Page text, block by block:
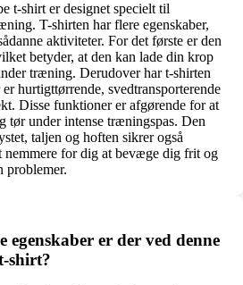
t-shirt er designet specielt til
T-shirten har flere egenskaber,
aktiviteter. For det første er den
betyder, at den kan lade din krop
træning. Derudover har t-shirten
hurtigttørrende, svedtransporterende
Disse funktioner er afgørende for at
tør under intense træningspas. Den
taljen og hoften sikrer også
for dig at bevæge dig frit og
problemer.
er der ved denne
shirt?